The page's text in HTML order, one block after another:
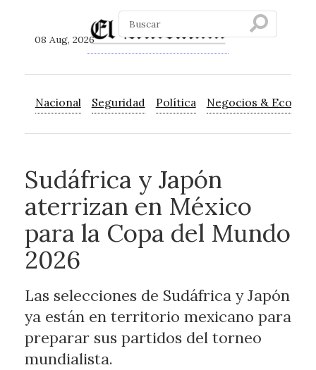
08 Aug, 2026
Nacional Seguridad Política Negocios &
Sudáfrica y Japón
aterrizan en México
para la Copa del Mundo
2026
Las selecciones de Sudáfrica y Japón
ya están en territorio mexicano para
preparar sus partidos del torneo
mundialista.